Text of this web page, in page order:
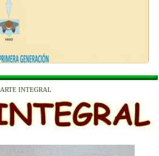
ARTE INTEGRAL